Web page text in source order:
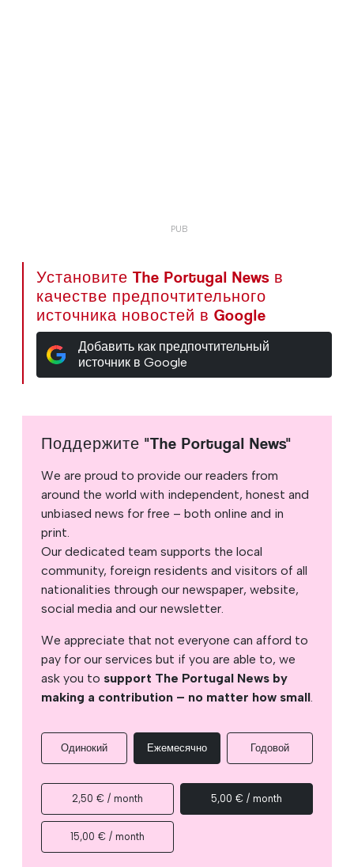
Установите The Portugal News в
качестве предпочтительного
источника новостей в Google
Добавить как предпочтительный
источник в Google
Поддержите "The Portugal News"
We are proud to provide our readers from
around the world with independent, honest and
unbiased news for free – both online and in
print.
Our dedicated team supports the local
community, foreign residents and visitors of all
nationalities through our newspaper, website,
social media and our newsletter.
We appreciate that not everyone can afford to
pay for our services but if you are able to, we
ask you to support The Portugal News by
making a contribution – no matter how small.
Одинокий Ежемесячно Годовой
2,50 € / month 5,00 € / month
15,00 € / month